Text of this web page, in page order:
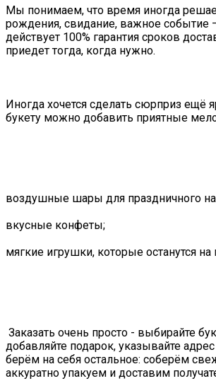
Мы понимаем, что время иногда
рождения, свидание, важное событие
действует 100% гарантия сроков
приедет тогда, когда нужно.
Иногда хочется сделать сюрприз ещё
букету можно добавить приятные
воздушные шары для праздничного
вкусные конфеты;
мягкие игрушки, которые останутся на
Заказать очень просто - выбирайте
добавляйте подарок, указывайте
берём на себя остальное: соберём
аккуратно упакуем и доставим